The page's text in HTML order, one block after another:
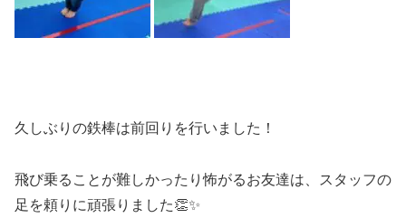
久しぶりの鉄棒は前回りを行いました！
飛び乗ることが難しかったり怖がるお友達は、スタッフの
足を頼りに頑張りました👏✨